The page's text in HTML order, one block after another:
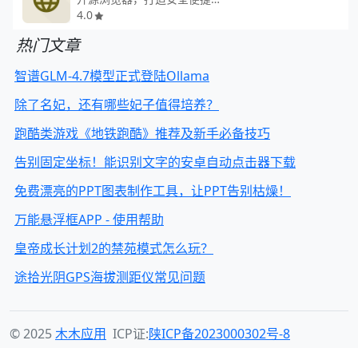
4.0
热门文章
智谱GLM-4.7模型正式登陆Ollama
除了名妃，还有哪些妃子值得培养？
跑酷类游戏《地铁跑酷》推荐及新手必备技巧
告别固定坐标！能识别文字的安卓自动点击器下载
免费漂亮的PPT图表制作工具，让PPT告别枯燥！
万能悬浮框APP - 使用帮助
皇帝成长计划2的禁苑模式怎么玩？
途拾光阴GPS海拔测距仪常见问题
© 2025木木应用 ICP证:陕ICP备2023000302号-8